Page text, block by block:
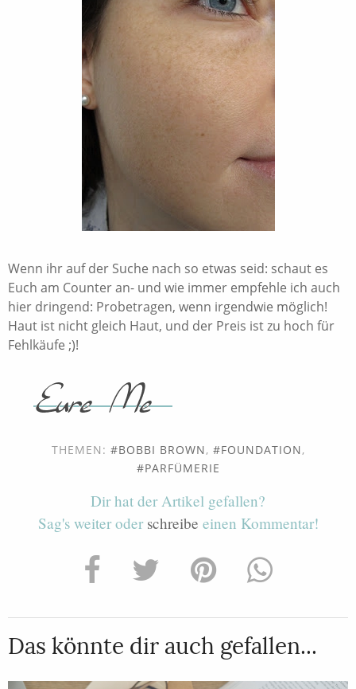
Wenn ihr auf der Suche nach so etwas seid: schaut es
Euch am Counter an- und wie immer empfehle ich auch
hier dringend: Probetragen, wenn irgendwie möglich!
Haut ist nicht gleich Haut, und der Preis ist zu hoch für
Fehlkäufe ;)!
THEMEN: BOBBI BROWN, FOUNDATION,
PARFÜMERIE
Dir hat der Artikel gefallen?
Sag's weiter oder schreibe einen Kommentar!
Das könnte dir auch gefallen...